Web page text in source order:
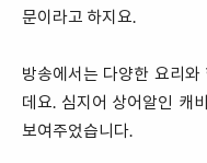
문이라고 하지요.
방송에서는 다양한 요리
데요. 심지어 상어알인 캐
보여주었습니다.